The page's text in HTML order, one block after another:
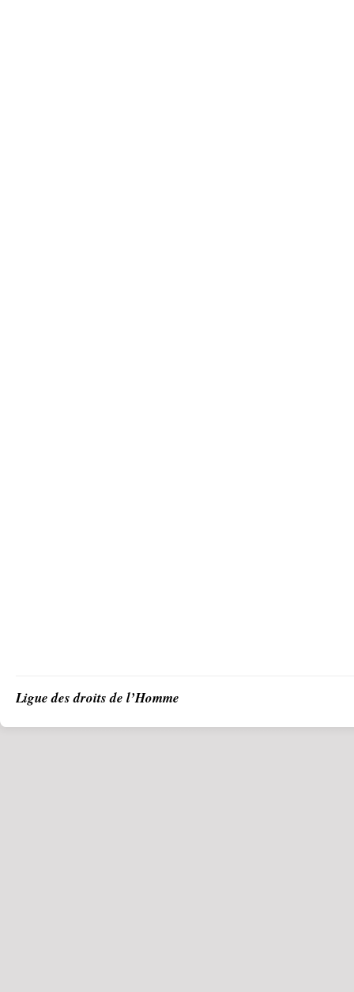
Ligue des droits de l’Homme